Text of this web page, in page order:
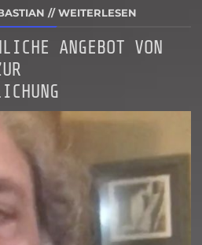
//WEITERLESEN
ANGEBOT VON